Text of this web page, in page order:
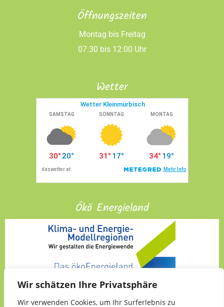
Wir schätzen Ihre Privatsphäre
Wir verwenden Cookies, um Ihr Surferlebnis zu
Öffnungszeiten
Montag bis Freitag
07:30 bis 12:00 Uhr
Wetter
Ökö Energieland